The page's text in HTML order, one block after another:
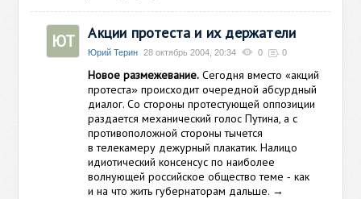
ЮТ Акции протеста и их держатели
Юрий Терин 28 октябрь 2004, 20:34 0 0
Новое размежевание. Сегодня вместо «акций
протеста» происходит очередной абсурдный
диалог. Со стороны протестующей оппозиции
раздается механический голос Путина, а с
противоположной стороны тычется
в телекамеру дежурный плакатик. Налицо
идиотический консенсус по наиболее
волнующей российское общество теме- как
и на что жить губернаторам дальше. →